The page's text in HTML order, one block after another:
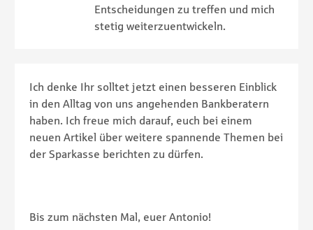
Entscheidungen zu treffen und mich
stetig weiterzuentwickeln.
Ich denke Ihr solltet jetzt einen besseren Einblick
in den Alltag von uns angehenden Bankberatern
haben. Ich freue mich darauf, euch bei einem
neuen Artikel über weitere spannende Themen bei
der Sparkasse berichten zu dürfen.
Bis zum nächsten Mal, euer Antonio!